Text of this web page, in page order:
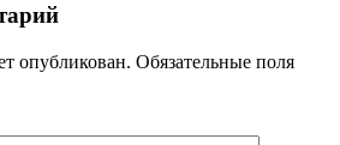
опубликован. Обязательные поля